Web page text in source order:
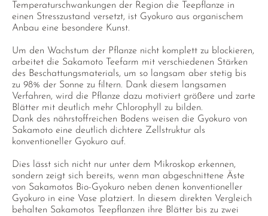
Temperaturschwankungen der Region die Teepflanze in
einen Stresszustand versetzt, ist Gyokuro aus organischem
Anbau eine besondere Kunst.
Um den Wachstum der Pflanze nicht komplett zu blockieren,
arbeitet die Sakamoto Teefarm mit verschiedenen Stärken
des Beschattungsmaterials, um so langsam aber stetig bis
zu 98% der Sonne zu filtern. Dank diesem langsamen
Verfahren, wird die Pflanze dazu motiviert größere und zarte
Blätter mit deutlich mehr Chlorophyll zu bilden.
Dank des nährstoffreichen Bodens weisen die Gyokuro von
Sakamoto eine deutlich dichtere Zellstruktur als
konventioneller Gyokuro auf.
Dies lässt sich nicht nur unter dem Mikroskop erkennen,
sondern zeigt sich bereits, wenn man abgeschnittene Äste
von Sakamotos Bio-Gyokuro neben denen konventioneller
Gyokuro in eine Vase platziert. In diesem direkten Vergleich
behalten Sakamotos Teepflanzen ihre Blätter bis zu zwei